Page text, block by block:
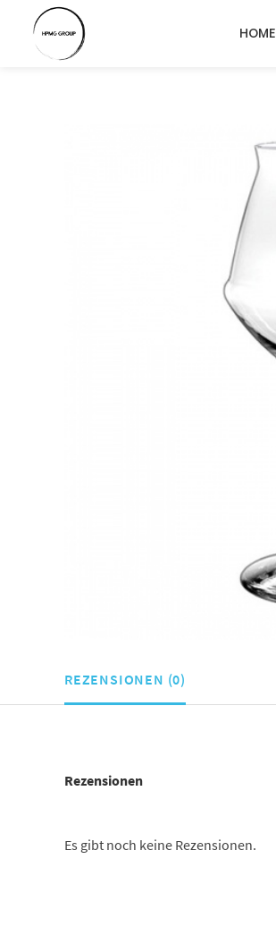
Springen
HOME
REZENSIONEN (0)
Rezensionen
Es gibt noch keine Rezensionen.